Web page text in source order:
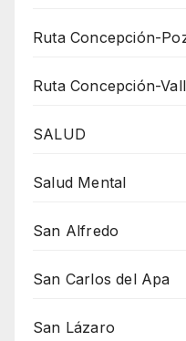
Ruta Concepción-
Ruta Concepción-
SALUD
Salud Mental
San Alfredo
San Carlos del Apa
San Lázaro